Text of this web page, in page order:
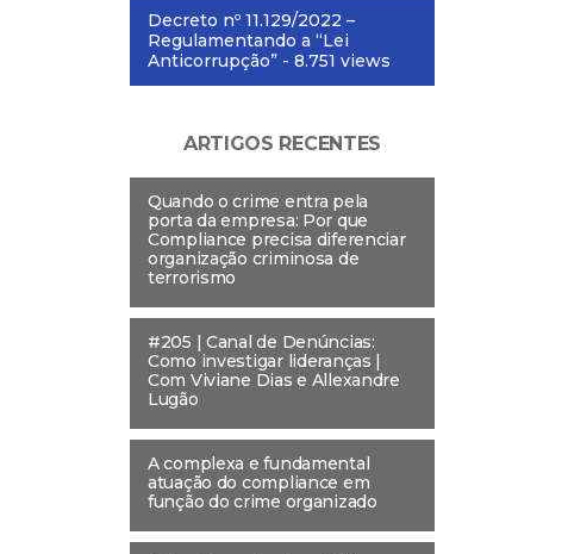
Decreto nº 11.129/2022 –
Regulamentando a “Lei
Anticorrupção” - 8.751 views
ARTIGOS RECENTES
Quando o crime entra pela
porta da empresa: Por que
Compliance precisa diferenciar
organização criminosa de
terrorismo
#205 | Canal de Denúncias:
Como investigar lideranças |
Com Viviane Dias e Allexandre
Lugão
A complexa e fundamental
atuação do compliance em
função do crime organizado